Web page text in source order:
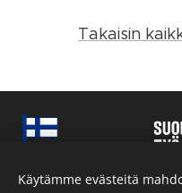
Takaisin
Käytämme evästeitä